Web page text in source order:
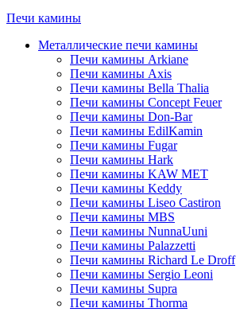
Печи камины
Металлические печи камины
Печи камины Arkiane
Печи камины Axis
Печи камины Bella Thalia
Печи камины Concept Feuer
Печи камины Don-Bar
Печи камины EdilKamin
Печи камины Fugar
Печи камины Hark
Печи камины KAW MET
Печи камины Keddy
Печи камины Liseo Castiron
Печи камины MBS
Печи камины NunnaUuni
Печи камины Palazzetti
Печи камины Richard Le Droff
Печи камины Sergio Leoni
Печи камины Supra
Печи камины Thorma